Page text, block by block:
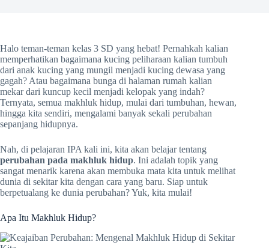
Halo teman-teman kelas 3 SD yang hebat! Pernahkah kalian
memperhatikan bagaimana kucing peliharaan kalian tumbuh
dari anak kucing yang mungil menjadi kucing dewasa yang
gagah? Atau bagaimana bunga di halaman rumah kalian
mekar dari kuncup kecil menjadi kelopak yang indah?
Ternyata, semua makhluk hidup, mulai dari tumbuhan, hewan,
hingga kita sendiri, mengalami banyak sekali perubahan
sepanjang hidupnya.
Nah, di pelajaran IPA kali ini, kita akan belajar tentang
perubahan pada makhluk hidup. Ini adalah topik yang
sangat menarik karena akan membuka mata kita untuk melihat
dunia di sekitar kita dengan cara yang baru. Siap untuk
berpetualang ke dunia perubahan? Yuk, kita mulai!
Apa Itu Makhluk Hidup?